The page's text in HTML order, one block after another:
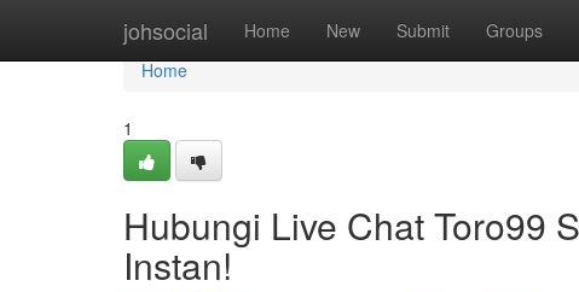
johsocial Home New Submit Groups
Home
Home
1
Hubungi Live Chat Toro99
Instan!